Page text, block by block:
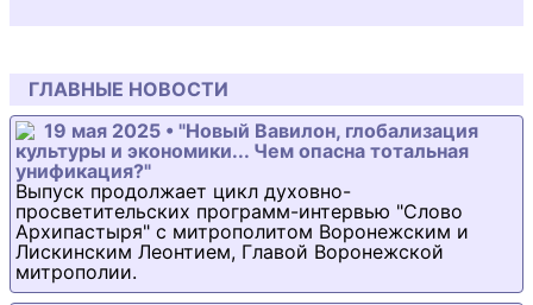
ГЛАВНЫЕ НОВОСТИ
19 мая 2025 • "Новый Вавилон, глобализация
культуры и экономики... Чем опасна тотальная
унификация?"
Выпуск продолжает цикл духовно-
просветительских программ-интервью "Слово
Архипастыря" с митрополитом Воронежским и
Лискинским Леонтием, Главой Воронежской
митрополии.